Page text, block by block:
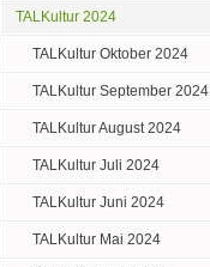
TALKultur 2024
TALKultur Oktober 2024
TALKultur September 2024
TALKultur August 2024
TALKultur Juli 2024
TALKultur Juni 2024
TALKultur Mai 2024